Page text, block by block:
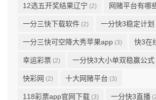
12选五开奖结果辽宁 (2) 网赌平台有哪
一分三快下载软件 (2) 一分快3稳定计划
一分三快可空降大秀苹果app (3) 快3在
幸运彩票 (2) 一分快3大小单双稳赢公式
快彩网 (2) 十大网赌平台 (3)
118彩票app官网下载 (3) 一分快3直播